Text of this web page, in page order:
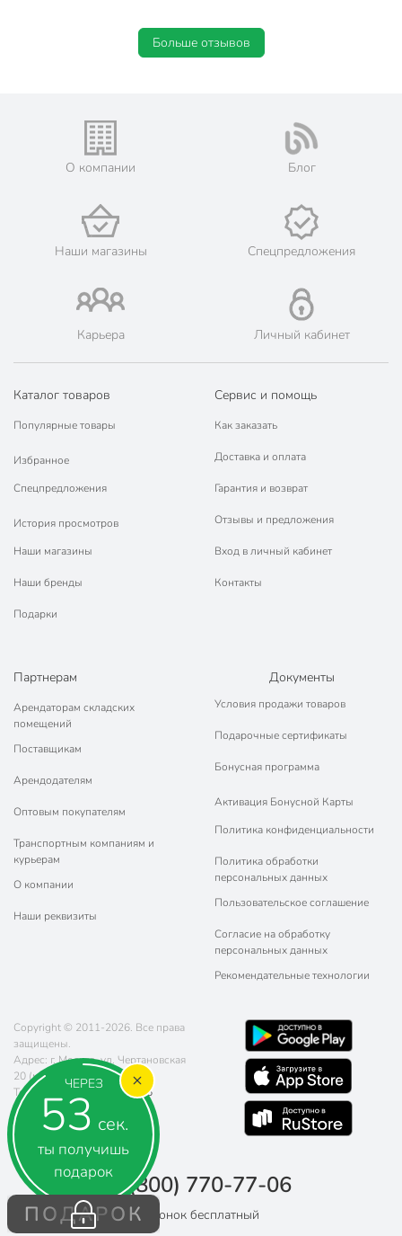
ЧЕРЕЗ
52 сек.
ты получишь
подарок
ПОДАРОК
Больше отзывов
О компании Блог
Наши магазины Спецпредложения
Карьера Личный кабинет
Каталог товаров
Популярные товары
Избранное
Спецпредложения
История просмотров
Наши магазины
Наши бренды
Подарки
Сервис и помощь
Как заказать
Доставка и оплата
Гарантия и возврат
Отзывы и предложения
Вход в личный кабинет
Контакты
Партнерам
Арендаторам складских
помещений
Поставщикам
Арендодателям
Оптовым покупателям
Транспортным компаниям и
курьерам
О компании
Наши реквизиты
Документы
Условия продажи товаров
Подарочные сертификаты
Бонусная программа
Активация Бонусной Карты
Политика конфиденциальности
Политика обработки
персональных данных
Пользовательское соглашение
Согласие на обработку
персональных данных
Рекомендательные технологии
Copyright © 2011-2026. Все права
защищены.
Адрес: г. Москва, ул. Чертановская
20 (метро Южная)
Телефон:
8 (800) 770-77-06
Почта:sales@poryadok.ru
8 (800) 770-77-06
Звонок бесплатный